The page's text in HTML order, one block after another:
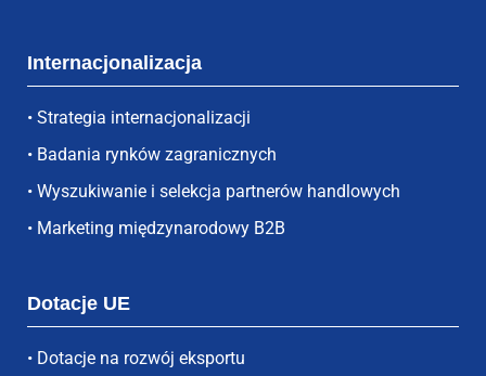
Internacjonalizacja
• Strategia internacjonalizacji
• Badania rynków zagranicznych
• Wyszukiwanie i selekcja partnerów handlowych
• Marketing międzynarodowy B2B
Dotacje UE
• Dotacje na rozwój eksportu